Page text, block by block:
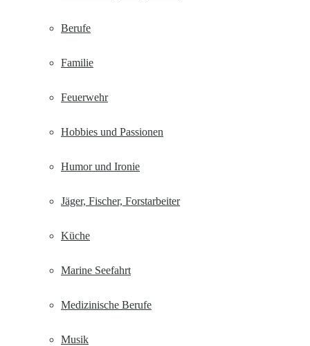
Berufe
Familie
Feuerwehr
Hobbies und Passionen
Humor und Ironie
Jäger, Fischer, Forstarbeiter
Küche
Marine Seefahrt
Medizinische Berufe
Musik